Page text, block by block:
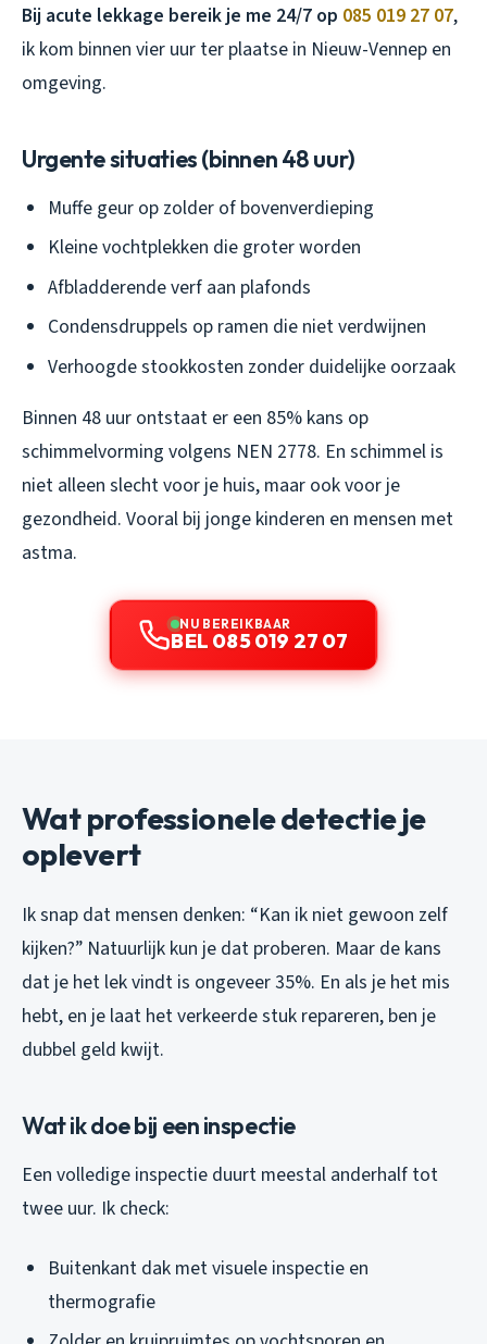
Bij acute lekkage bereik je me 24/7 op 085 019 27 07,
ik kom binnen vier uur ter plaatse in Nieuw-Vennep en
omgeving.
Urgente situaties (binnen 48 uur)
Muffe geur op zolder of bovenverdieping
Kleine vochtplekken die groter worden
Afbladderende verf aan plafonds
Condensdruppels op ramen die niet verdwijnen
Verhoogde stookkosten zonder duidelijke oorzaak
Binnen 48 uur ontstaat er een 85% kans op
schimmelvorming volgens NEN 2778. En schimmel is
niet alleen slecht voor je huis, maar ook voor je
gezondheid. Vooral bij jonge kinderen en mensen met
astma.
NU BEREIKBAAR
BEL 085 019 27 07
Wat professionele detectie je
oplevert
Ik snap dat mensen denken: “Kan ik niet gewoon zelf
kijken?” Natuurlijk kun je dat proberen. Maar de kans
dat je het lek vindt is ongeveer 35%. En als je het mis
hebt, en je laat het verkeerde stuk repareren, ben je
dubbel geld kwijt.
Wat ik doe bij een inspectie
Een volledige inspectie duurt meestal anderhalf tot
twee uur. Ik check:
Buitenkant dak met visuele inspectie en
thermografie